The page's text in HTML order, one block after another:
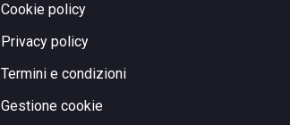
Cookie policy
Privacy policy
Termini e condizioni
Gestione cookie